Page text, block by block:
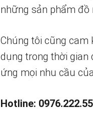
những sản phẩm đồ
Chúng tôi cũng cam
dụng trong thời gian
ứng mọi nhu cầu
Hotline: